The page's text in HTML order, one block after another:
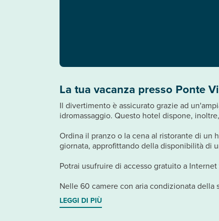
La tua vacanza presso Ponte
Il divertimento è assicurato grazie ad
idromassaggio. Questo hotel dispone,
Ordina il pranzo o la cena al ristorante di un
giornata, approfittando della disponibilità di
Potrai usufruire di accesso gratuito a
Nelle 60 camere con aria condizionata della
LEGGI DI PIÙ